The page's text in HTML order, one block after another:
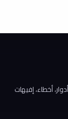
أخطاء، إفيهات